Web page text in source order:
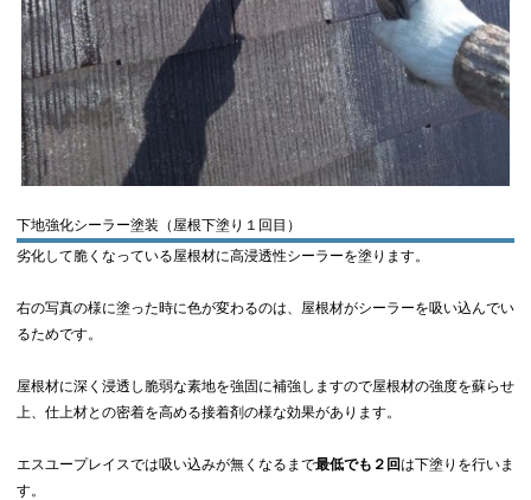
下地強化シーラー塗装（屋根下塗り１回目）
劣化して脆くなっている屋根材に高浸透性シーラーを塗ります。
右の写真の様に塗った時に色が変わるのは、屋根材がシーラーを吸い込んでい
るためです。
屋根材に深く浸透し脆弱な素地を強固に補強しますので屋根材の強度を蘇らせ
上、仕上材との密着を高める接着剤の様な効果があります。
エスユープレイスでは吸い込みが無くなるまで最低でも２回は下塗りを行いま
す。